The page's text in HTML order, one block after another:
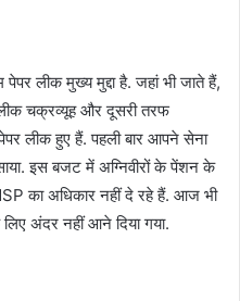
लीक मुख्य मुद्दा है. जहां भी जाते हैं,
चक्रव्यूह और दूसरी तरफ
लीक हुए हैं. पहली बार आपने सेना
इस बजट में अग्निवीरों के पेंशन के
का अधिकार नहीं दे रहे हैं. आज भी
अंदर नहीं आने दिया गया.